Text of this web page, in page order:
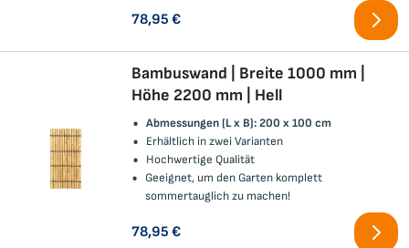
78,95 €
Bambuswand | Breite 1000 mm |
Höhe 2200 mm | Hell
Abmessungen (L x B): 200 x 100 cm
Erhältlich in zwei Varianten
Hochwertige Qualität
Geeignet, um den Garten komplett
sommertauglich zu machen!
78,95 €